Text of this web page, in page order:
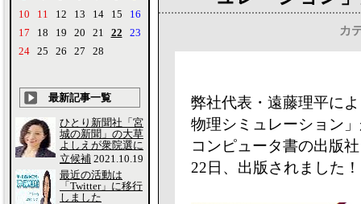
カ
弊社代表・遠藤理平に
物理シミュレーション
コンピュータ書の出版
22日、出版されました！
10
11 12 13 14 15
16
17
18 19 20 21 22
23
24 25 26 27 28
最新記事一覧
ひとり新聞社「宮
城の新聞」の大草
よしえが衆院選に
立候補 2021.10.19
最近の活動は
「Twitter」に移行
しました